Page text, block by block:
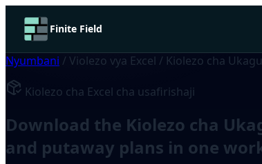
Finite Field
Nyumbani / Violezo vya Excel / Kiolezo cha
Kiolezo cha Excel cha usafirishaji
Download the Kiolezo cha
and putaway plans in one